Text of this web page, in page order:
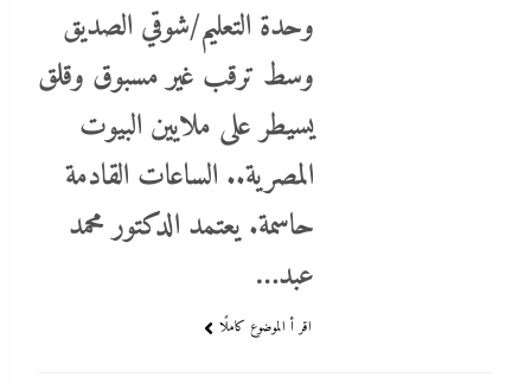
وحدة التعليم/شوقي الصديق
وسط ترقب غير مسبوق وقلق
يسيطر على ملايين البيوت
المصرية.. الساعات القادمة
حاسمة. يعتمد الدكتور محمد
عبد…
اقر أ الموضوع كاملًا